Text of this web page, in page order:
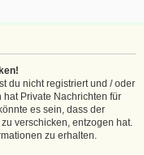
du nicht registriert und / oder
Private Nachrichten für
es sein, dass der
verschicken, entzogen hat.
zu erhalten.